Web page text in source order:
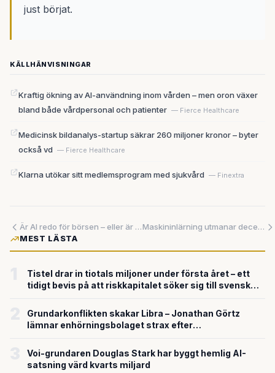
just börjat.
KÄLLHÄNVISNINGAR
Kraftig ökning av AI-användning inom vården – men oron växer
bland både vårdpersonal och patienter — Fierce Healthcare
Medicinsk bildanalys-startup säkrar 260 miljoner kronor – byter
också vd — Fierce Healthcare
Klarna utökar sitt medlemsprogram med sjukvård — Finextra
Är AI redo för börsen – eller är börsen redo att förstöra AI?
Maskininlärning utmanar decennier gamla flaskhalsar – lovande resultat för chipstillverkning och batterier
MEST LÄSTA
Tistel drar in tiotals miljoner under första året – ett
tidigt bevis på att riskkapitalet söker sig till svensk
Grundarkonflikten skakar Libra – Jonathan Görtz
lämnar enhörningsbolaget strax efter
Voi-grundaren Douglas Stark har byggt hemlig AI-
satsning värd kvarts miljard